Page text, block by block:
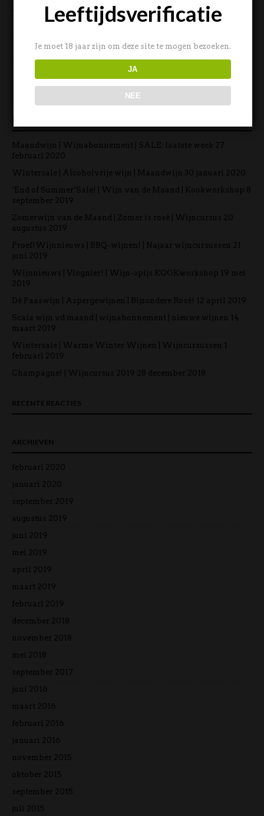
rode wijn uit Puglia
ViniVega groentewijn
Maandwijn | Wijnabonnement | SALE: laatste week 27
februari 2020
Wintersale | Alcoholvrije wijn | Maandwijn 30 januari 2020
‘End of Summer’Sale! | Wijn van de Maand | Kookworkshop 8
september 2019
Zomerwijn van de Maand | Zomer is rosé | Wijncursus 20
augustus 2019
Proef!Wijnnieuws | BBQ-wijnen! | Najaar wijncursussen
21
juni 2019
Wijnnieuws | Viognier! | Wijn-spijs KOOKworkshop 19 mei
2019
Dé Paaswijn | Aspergewijnen | Bijzondere Rosé! 12 april 2019
Scaia wijn vd maand | wijnabonnement | nieuwe wijnen 14
maart 2019
Wintersale | Warme Winter Wijnen | Wijncursussen 1
februari 2019
Champagne! | Wijncursus 2019 28 december 2018
RECENTE REACTIES
ARCHIEVEN
februari 2020
januari 2020
september 2019
augustus 2019
juni 2019
mei 2019
april 2019
maart 2019
februari 2019
december 2018
november 2018
mei 2018
september 2017
juni 2016
maart 2016
februari 2016
januari 2016
november 2015
oktober 2015
september 2015
juli 2015
Leeftijdsverificatie
Je moet 18 jaar zijn om deze site te mogen bezoeken.
JA
NEE